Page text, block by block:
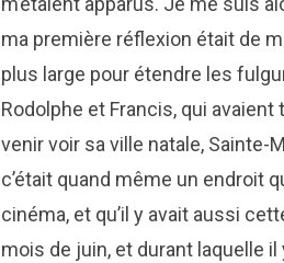
ma première réflexion était de
plus large pour étendre les
Rodolphe et Francis, qui avaient
venir voir sa ville natale, Sainte-
c’était quand même un endroit
cinéma, et qu’il y avait aussi
mois de juin, et durant laquelle